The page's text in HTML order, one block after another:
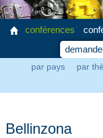
conférences
par pays par
Bellinzona